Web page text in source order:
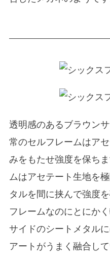
透明感のあるブラウン
常のセルフレームはア
みをもたせ強度を保ち
ムはアセテート生地を
タルを間に挟んで強度
フレームなのにとにか
サイドのシートメタル
アートがうまく融合し